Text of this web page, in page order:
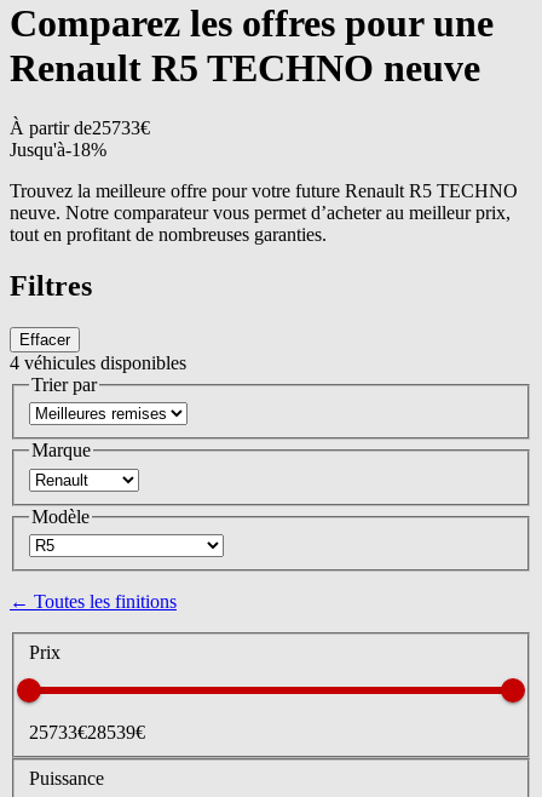
Comparez les offres pour une
Renault R5 TECHNO neuve
À partir de25733€
Jusqu'à-18%
Trouvez la meilleure offre pour votre future Renault R5 TECHNO
neuve. Notre comparateur vous permet d’acheter au meilleur prix,
tout en profitant de nombreuses garanties.
Filtres
Effacer
4 véhicules disponibles
Trier par
Marque
Modèle
← Toutes les finitions
Prix
25733€28539€
Puissance